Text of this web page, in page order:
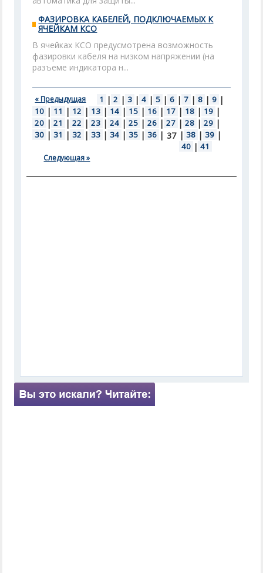
ФАЗИРОВКА КАБЕЛЕЙ, ПОДКЛЮЧАЕМЫХ К
ЯЧЕЙКАМ КСО
В ячейках КСО предусмотрена возможность
фазировки кабеля на низком напряжении (на
разъеме индикатора н...
« Предыдущая 1 | 2 | 3 | 4 | 5 | 6 | 7 | 8 | 9 |
10 | 11 | 12 | 13 | 14 | 15 | 16 | 17 | 18 | 19 |
20 | 21 | 22 | 23 | 24 | 25 | 26 | 27 | 28 | 29 |
30 | 31 | 32 | 33 | 34 | 35 | 36 | 37 | 38 | 39 |
40 | 41
Следующая »